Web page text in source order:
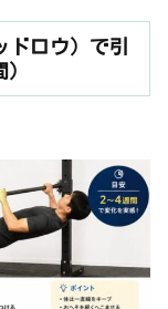
ドロウ）で引